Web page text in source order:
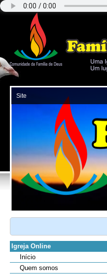
Igreja Online
Início
Quem somos